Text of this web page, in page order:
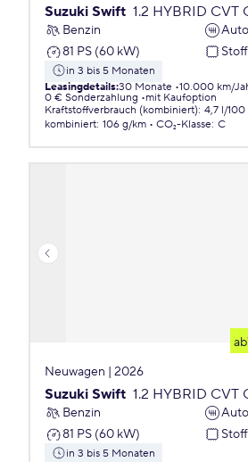
Suzuki Swift 1.2 HYBRID CVT
Benzin
81 PS (60 kW)
Stoff
in 3 bis 5 Monaten
Leasingdetails:30 Monate 10.000 km/
0 € Sonderzahlung
mit Kaufoption
Kraftstoffverbrauch (kombiniert): 4,7 l/100
kombiniert: 106 g/km CO₂-Klasse: C
ab
Neuwagen | 2026
Suzuki Swift 1.2 HYBRID CVT
Benzin
81 PS (60 kW)
Stoff
in 3 bis 5 Monaten